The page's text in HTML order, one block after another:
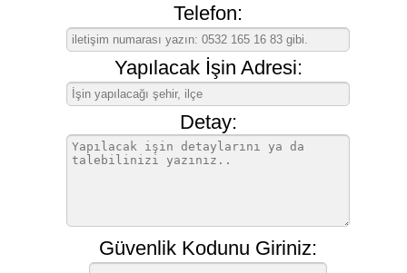
Telefon:
Yapılacak İşin Adresi:
Detay:
Güvenlik Kodunu Giriniz: